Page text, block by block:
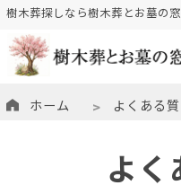
樹木葬探しなら樹木葬とお墓の
ホーム よくある
よく